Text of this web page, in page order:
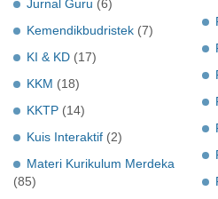
Jurnal Guru (6)
Kemendikbudristek (7)
KI & KD (17)
KKM (18)
KKTP (14)
Kuis Interaktif (2)
Materi Kurikulum Merdeka
(85)